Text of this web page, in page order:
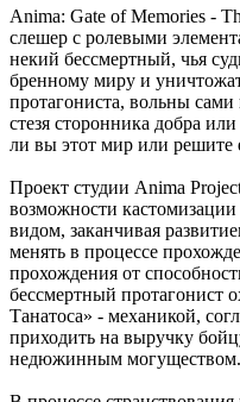
Anima: Gate of Memories -
слешер с ролевыми
некий бессмертный, чья
бренному миру и
протагониста, вольны
стезя сторонника добра
ли вы этот мир или решите
Проект студии Anima
возможности
видом, заканчивая
менять в процессе
прохождения от
бессмертный протагонист
Танатоса» - механикой,
приходить на выручку
недюжинным могуществом.